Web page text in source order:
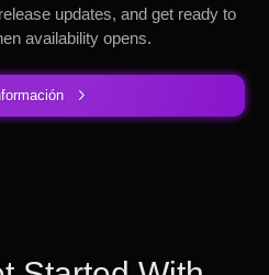
updates, and get ready to
availability opens.